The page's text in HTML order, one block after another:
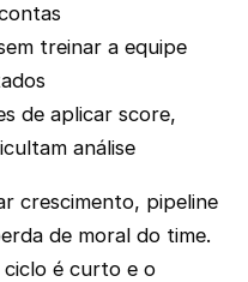
treinar a equipe
de aplicar score,
análise
crescimento, pipeline
de moral do time.
ciclo é curto e o